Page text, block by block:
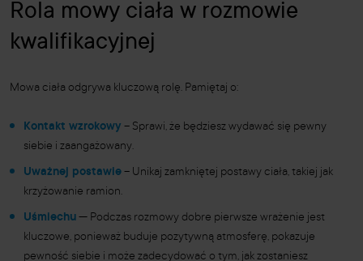
Rola mowy ciała w rozmowie
kwalifikacyjnej
Mowa ciała odgrywa kluczową rolę. Pamiętaj o:
Kontakt wzrokowy – Sprawi, że będziesz wydawać się pewny
siebie i zaangażowany.
Uważnej postawie– Unikaj zamkniętej postawy ciała, takiej jak
krzyżowanie ramion.
Uśmiechu— Podczas rozmowy dobre pierwsze wrażenie jest
kluczowe, ponieważ buduje pozytywną atmosferę, pokazuje
pewność siebie i może zadecydować o tym, jak zostaniesz